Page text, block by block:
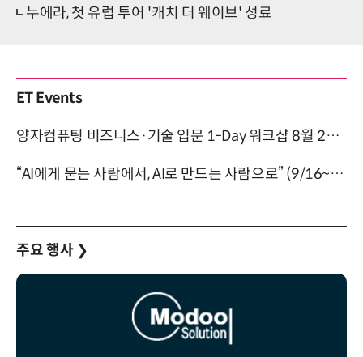
누에라, 첫 유럽 투어 '캐치 더 웨이브' 성료
ET Events
양자컴퓨팅 비즈니스·기술 입문 1-Day 워크샵 8월 28일 개최
“AI에게 묻는 사람에서, AI로 만드는 사람으로” (9/16~17)
주요 행사 ❯